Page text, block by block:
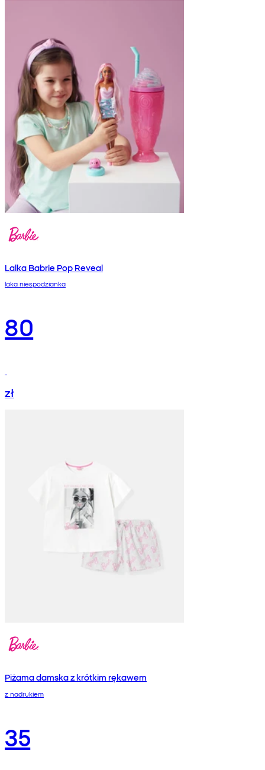
Lalka Babrie Pop Reveal
laka niespodzianka
80
zł
Piżama damska z krótkim rękawem
z nadrukiem
35